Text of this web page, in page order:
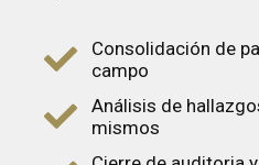
Consolidación de
campo
Análisis de
mismos